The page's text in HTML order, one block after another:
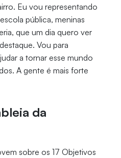
Eu vou representando
pública, meninas
que um dia quero ver
Vou para
a tornar esse mundo
A gente é mais forte
da
sobre os 17 Objetivos